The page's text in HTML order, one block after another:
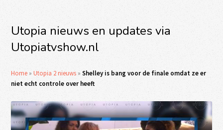
Utopia nieuws en updates via
Utopiatvshow.nl
Home »Utopia 2 nieuws »Shelley is bang voor de finale omdat ze er
niet echt controle over heeft